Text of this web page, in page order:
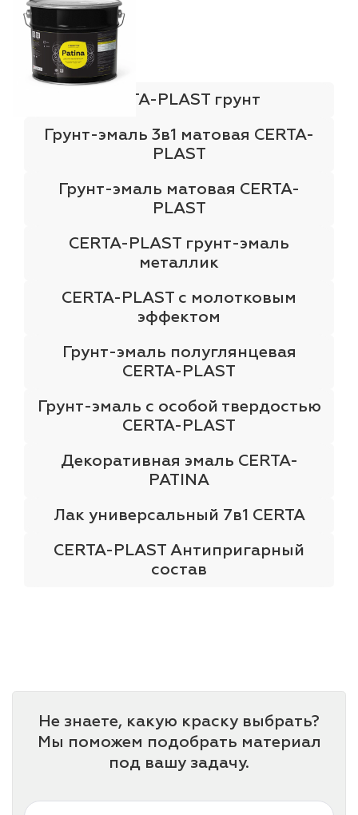
CERTA-PLAST грунт
Грунт-эмаль 3в1 матовая CERTA-
PLAST
Грунт-эмаль матовая CERTA-
PLAST
CERTA-PLAST грунт-эмаль
металлик
CERTA-PLAST с молотковым
эффектом
Грунт-эмаль полуглянцевая
CERTA-PLAST
Грунт-эмаль с особой твердостью
CERTA-PLAST
Декоративная эмаль CERTA-
PATINA
Лак универсальный 7в1 CERTA
CERTA-PLAST Антипригарный
состав
Не знаете, какую краску выбрать?
Мы поможем подобрать материал
под вашу задачу.